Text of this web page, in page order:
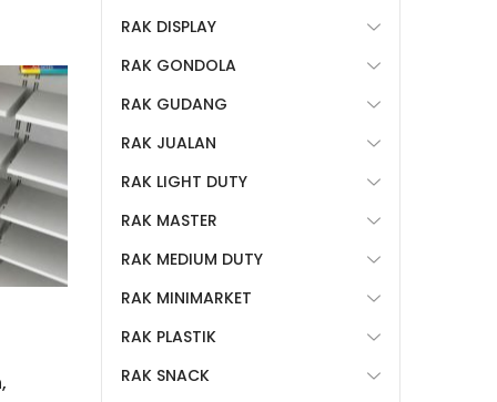
RAK DISPLAY
RAK GONDOLA
RAK GUDANG
RAK JUALAN
RAK LIGHT DUTY
RAK MASTER
RAK MEDIUM DUTY
RAK MINIMARKET
RAK PLASTIK
RAK SNACK